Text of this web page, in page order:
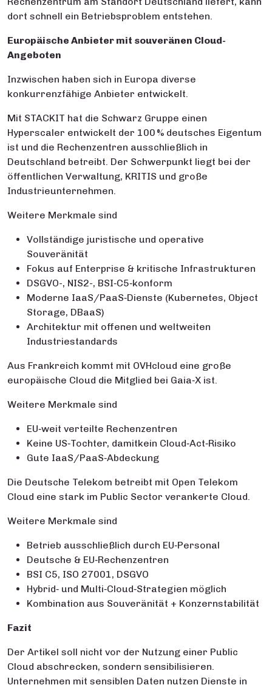
dort schnell ein Betriebsproblem entstehen.
Europäische Anbieter mit souveränen Cloud-
Angeboten
Inzwischen haben sich in Europa diverse
konkurrenzfähige Anbieter entwickelt.
Mit STACKIT hat die Schwarz Gruppe einen
Hyperscaler entwickelt der 100 % deutsches Eigentum
ist und die Rechenzentren ausschließlich in
Deutschland betreibt. Der Schwerpunkt liegt bei der
öffentlichen Verwaltung, KRITIS und große
Industrieunternehmen.
Weitere Merkmale sind
Vollständige juristische und operative
Souveränität
Fokus auf Enterprise & kritische Infrastrukturen
DSGVO-, NIS2-, BSI‑C5‑konform
Moderne IaaS/PaaS‑Dienste (Kubernetes, Object
Storage, DBaaS)
Architektur mit offenen und weltweiten
Industriestandards
Aus Frankreich kommt mit OVHcloud eine große
europäische Cloud die Mitglied bei Gaia‑X ist.
Weitere Merkmale sind
EU‑weit verteilte Rechenzentren
Keine US‑Tochter, damitkein Cloud‑Act‑Risiko
Gute IaaS/PaaS‑Abdeckung
Die Deutsche Telekom betreibt mit Open Telekom
Cloud eine stark im Public Sector verankerte Cloud.
Weitere Merkmale sind
Betrieb ausschließlich durch EU‑Personal
Deutsche & EU‑Rechenzentren
BSI C5, ISO 27001, DSGVO
Hybrid‑ und Multi‑Cloud‑Strategien möglich
Kombination aus Souveränität + Konzernstabilität
Fazit
Der Artikel soll nicht vor der Nutzung einer Public
Cloud abschrecken, sondern sensibilisieren.
Unternehmen mit sensiblen Daten nutzen Dienste in